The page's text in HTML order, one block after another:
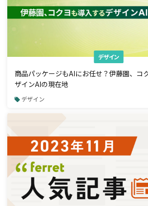
デザイン
商品パッケージもAIにお任せ？伊藤園、コ
ザインAIの現在地
デザイン